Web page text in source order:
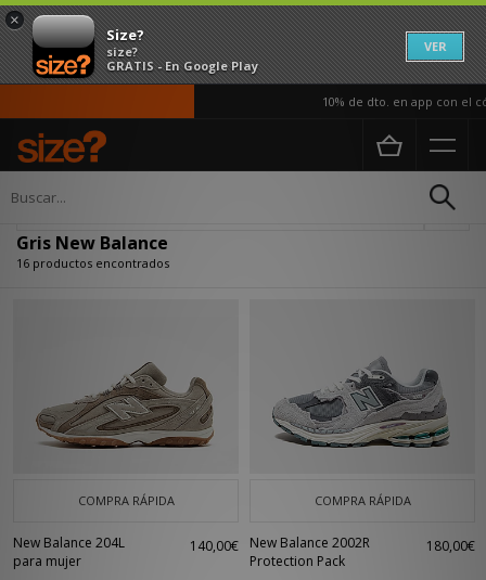
×
Size?
size?
GRATIS - En Google Play
VER
10% de dto. en app con el
Página principal
Gris New Balance
16 productos encontrados
COMPRA RÁPIDA
New Balance 204L
para mujer
140,00€
COMPRA RÁPIDA
New Balance 2002R
Protection Pack
180,00€